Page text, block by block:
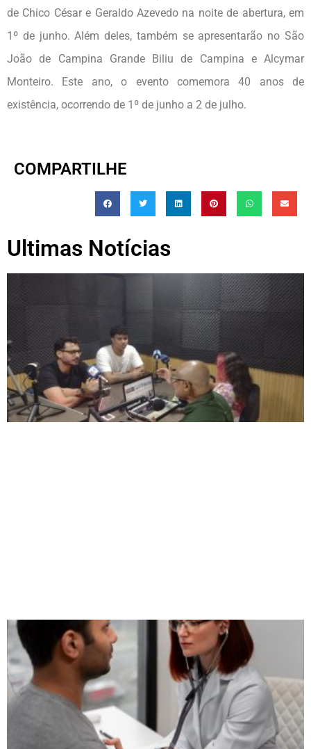
de Chico César e Geraldo Azevedo na noite de abertura, em
1º de junho. Além deles, também se apresentarão no São
João de Campina Grande Biliu de Campina e Alcymar
Monteiro. Este ano, o evento comemora 40 anos de
existência, ocorrendo de 1º de junho a 2 de julho.
COMPARTILHE
Ultimas Notícias